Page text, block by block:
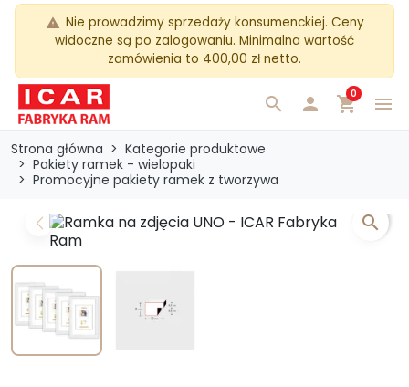
warning Nie prowadzimy sprzedaży konsumenckiej. Ceny
widoczne są po zalogowaniu. Minimalna wartość
zamówienia to 400,00 zł netto.
menu
search  shopping_cart
0
Strona główna
Kategorie produktowe
Pakiety ramek - wielopaki
Promocyjne pakiety ramek z tworzywa
Previous Next
search